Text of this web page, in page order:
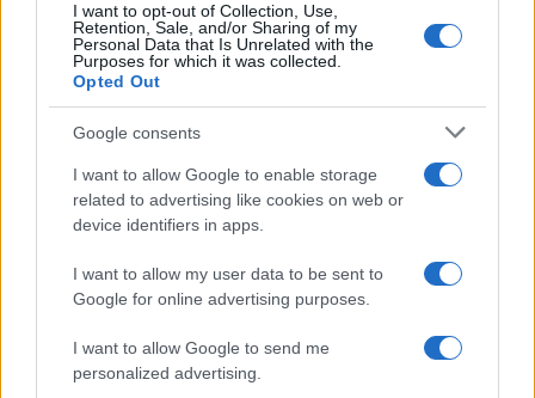
I want to opt-out of Collection, Use,
Retention, Sale, and/or Sharing of my
Personal Data that Is Unrelated with the
Purposes for which it was collected.
Opted Out
Google consents
I want to allow Google to enable storage
related to advertising like cookies on web or
device identifiers in apps.
I want to allow my user data to be sent to
Google for online advertising purposes.
I want to allow Google to send me
personalized advertising.
James Wiseman in Spagna: l’ex Memphis pronto per
l’avventura europea
BASKET